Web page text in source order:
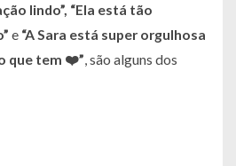
lindo”, “Ela está tão
e “A Sara está super orgulhosa
que tem ❤️”, são alguns dos